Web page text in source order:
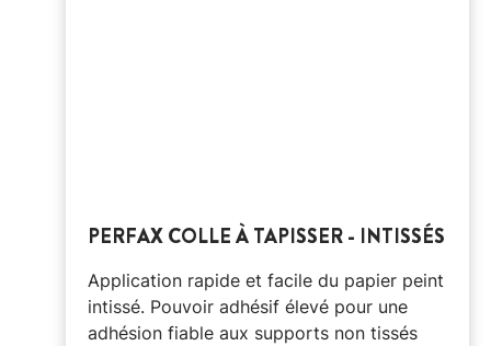
PERFAX COLLE À TAPISSER - INTISSÉS
Application rapide et facile du papier peint
intissé. Pouvoir adhésif élevé pour une
adhésion fiable aux supports non tissés